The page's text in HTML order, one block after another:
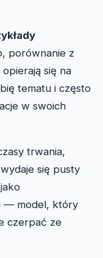
porównanie z
się na
tematu i często
w swoich
trwania,
się pusty
— model, który
czerpać ze